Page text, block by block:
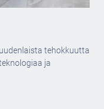
tehokkuutta
ja